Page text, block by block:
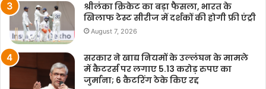
श्रीलंका क्रिकेट का बड़ा फैसला, भारत के
खिलाफ टेस्ट सीरीज में दर्शकों की होगी फ्री एंट्री
August 7, 2026
सरकार ने खाद्य नियमों के उल्लंघन के मामले
में कैटरर्स पर लगाए 5.13 करोड़ रुपए का
जुर्माना; 6 कैटरिंग ठेके किए रद्द